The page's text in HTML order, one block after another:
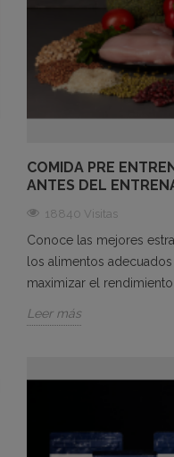
COMIDA PRE
ANTES DEL
18840 Visitas
Conoce las mejores
los alimentos
maximizar el
Leer más